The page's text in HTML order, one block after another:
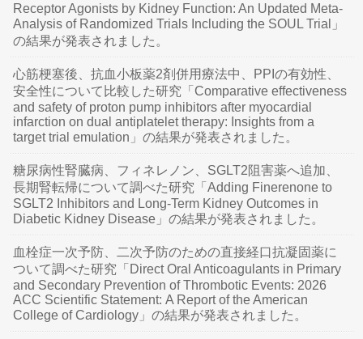
Receptor Agonists by Kidney Function: An Updated Meta-
Analysis of Randomized Trials Including the SOUL Trial」
の結果が発表されました。
心筋梗塞後、抗血小板薬2剤併用療法中、PPIの有効性、
安全性について比較した研究「Comparative effectiveness
and safety of proton pump inhibitors after myocardial
infarction on dual antiplatelet therapy: Insights from a
target trial emulation」の結果が発表されました。
糖尿病性腎臓病、フィネレノン、SGLT2阻害薬へ追加、
長期腎転帰について調べた研究「Adding Finerenone to
SGLT2 Inhibitors and Long-Term Kidney Outcomes in
Diabetic Kidney Disease」の結果が発表されました。
血栓症一次予防、二次予防のための直接経口抗凝固薬に
ついて調べた研究「Direct Oral Anticoagulants in Primary
and Secondary Prevention of Thrombotic Events: 2026
ACC Scientific Statement: A Report of the American
College of Cardiology」の結果が発表されました。